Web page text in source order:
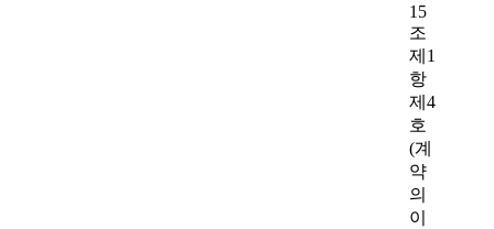
15
조
제1
항
제4
호
(계
약
의
이